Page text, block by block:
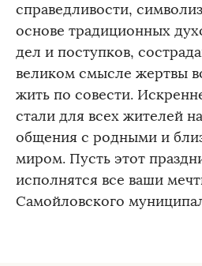
справедливости,
основе традиционных
дел и поступков,
великом смысле жертвы
жить по совести.
стали для всех жителей
общения с родными и
миром. Пусть этот
исполнятся все ваши
Самойловского